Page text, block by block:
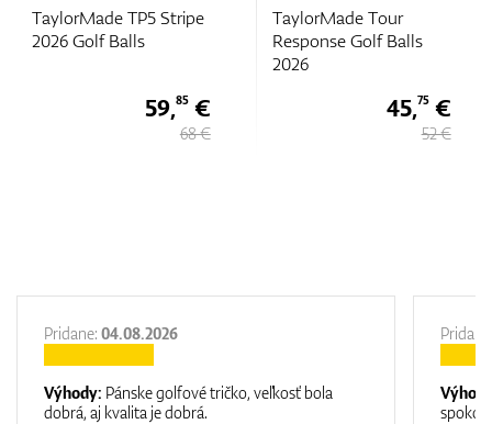
TaylorMade Tour
Response Golf Balls
45,75€
52 €
TaylorMade TP5x 2026
Golf Balls
57,20€
65 €
Pridane: 04.08.2026
Výhody: Pánske golfové tričko, veľkosť bola
dobrá, aj kvalita je dobrá.